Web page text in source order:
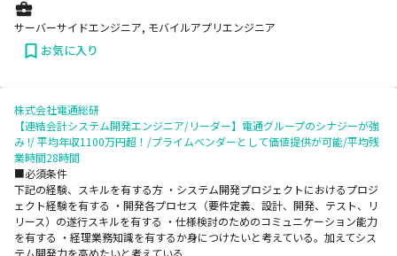
サーバーサイドエンジニア, モバイルアプリエンジニア
お気に入り
株式会社電通総研
【連結会計システム開発エンジニア/リーダー】電通グループのシナジーが強
み !/ 平均年収1100万円超！/プライムベンダーとして価値提供が可能/平均残
業時間28時間
■必須条件
下記の経験、スキルを有する方 ・システム開発プロジェクトにおけるプロジ
ェクト経験を有する ・開発各プロセス（要件定義、設計、開発、テスト、リ
リース）の遂行スキルを有する ・仕様検討のためのコミュニケーション能力
を有する ・経理業務知識を有するか身につけたいと考えている。加えてシス
テム開発力を高めたいと考えている